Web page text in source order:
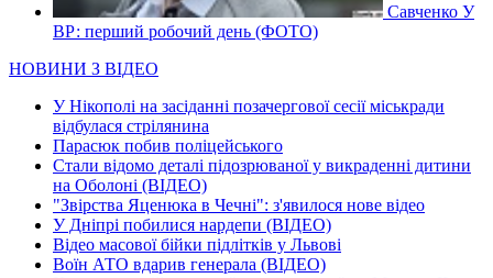
Савченко У
ВР: перший робочий день (ФОТО)
НОВИНИ З ВІДЕО
У Нікополі на засіданні позачергової сесії міськради
відбулася стрілянина
Парасюк побив поліцейського
Стали відомо деталі підозрюваної у викраденні дитини
на Оболоні (ВІДЕО)
"Звірства Яценюка в Чечні": з'явилося нове відео
У Дніпрі побилися нардепи (ВІДЕО)
Відео масової бійки підлітків у Львові
Воїн АТО вдарив генерала (ВІДЕО)